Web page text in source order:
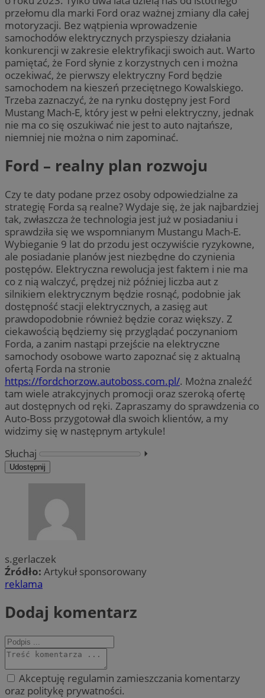
przełomu dla marki Ford oraz ważnej zmiany dla całej
motoryzacji. Bez wątpienia wprowadzenie
samochodów elektrycznych przyspieszy działania
konkurencji w zakresie elektryfikacji swoich aut. Warto
pamiętać, że Ford słynie z korzystnych cen i można
oczekiwać, że pierwszy elektryczny Ford będzie
samochodem na kieszeń przeciętnego Kowalskiego.
Trzeba zaznaczyć, że na rynku dostępny jest Ford
Mustang Mach-E, który jest w pełni elektryczny, jednak
nie ma co się oszukiwać nie jest to auto najtańsze,
niemniej nie można o nim zapominać.
Ford – realny plan rozwoju
Czy te daty podane przez osoby odpowiedzialne za
strategię Forda są realne? Wydaje się, że jak najbardziej
tak, zwłaszcza że technologia jest już w posiadaniu i
sprawdziła się we wspomnianym Mustangu Mach-E.
Wybieganie 9 lat do przodu jest oczywiście ryzykowne,
ale posiadanie planów jest niezbędne do czynienia
postępów. Elektryczna rewolucja jest faktem i nie ma
co z nią walczyć, prędzej niż później liczba aut z
silnikiem elektrycznym będzie rosnąć, podobnie jak
dostępność stacji elektrycznych, a zasięg aut
prawdopodobnie również będzie coraz większy. Z
ciekawością będziemy się przyglądać poczynaniom
Forda, a zanim nastąpi przejście na elektryczne
samochody osobowe warto zapoznać się z aktualną
ofertą Forda na stronie
https://fordchorzow.autoboss.com.pl/. Można znaleźć
tam wiele atrakcyjnych promocji oraz szeroką ofertę
aut dostępnych od ręki. Zapraszamy do sprawdzenia co
Auto-Boss przygotował dla swoich klientów, a my
widzimy się w następnym artykule!
Słuchaj
⏵︎
Udostępnij
s.gerlaczek
Źródło: Artykuł sponsorowany
reklama
Dodaj komentarz
Akceptuję regulamin zamieszczania komentarzy
oraz politykę prywatności.